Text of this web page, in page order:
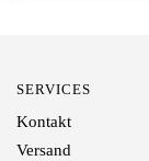
SERVICES
Kontakt
Versand